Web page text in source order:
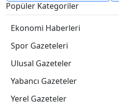
Popüler Kategoriler
Ekonomi Haberleri
Spor Gazeteleri
Ulusal Gazeteler
Yabancı Gazeteler
Yerel Gazeteler